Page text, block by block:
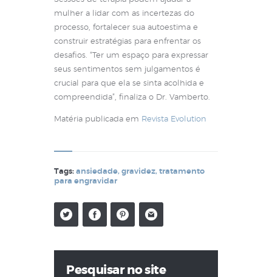
mulher a lidar com as incertezas do
processo, fortalecer sua autoestima e
construir estratégias para enfrentar os
desafios. “Ter um espaço para expressar
seus sentimentos sem julgamentos é
crucial para que ela se sinta acolhida e
compreendida”, finaliza o Dr. Vamberto.
Matéria publicada em Revista Evolution
Tags: ansiedade, gravidez, tratamento
para engravidar
Pesquisar no site